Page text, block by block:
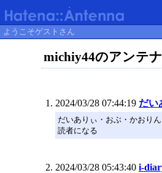
ようこそゲストさん
michiy44のアンテナ
2024/03/28 07:44:19 だい
だいありぃ・おぶ・かおり
読者になる
2024/03/28 05:43:40 i-